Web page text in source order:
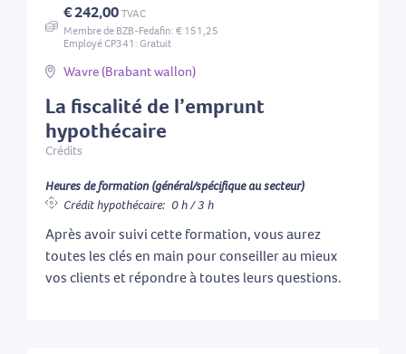
La fiscalité de l’emprunt
hypothécaire
Crédits
Heures de formation (général/spécifique au secteur)
Crédit hypothécaire: 0 h / 3 h
Après avoir suivi cette formation, vous aurez
toutes les clés en main pour conseiller au mieux
vos clients et répondre à toutes leurs questions.
€ 242,00TVAC
Membre de BZB-Fedafin: € 151,25
Employé CP341: Gratuit
Wavre (Brabant wallon)